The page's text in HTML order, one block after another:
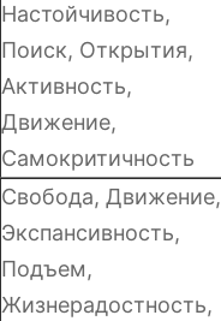
Настойчивость,
Поиск, Открытия,
Активность,
Движение,
Самокритичность
Свобода, Движение,
Экспансивность,
Подъем,
Жизнерадостность,